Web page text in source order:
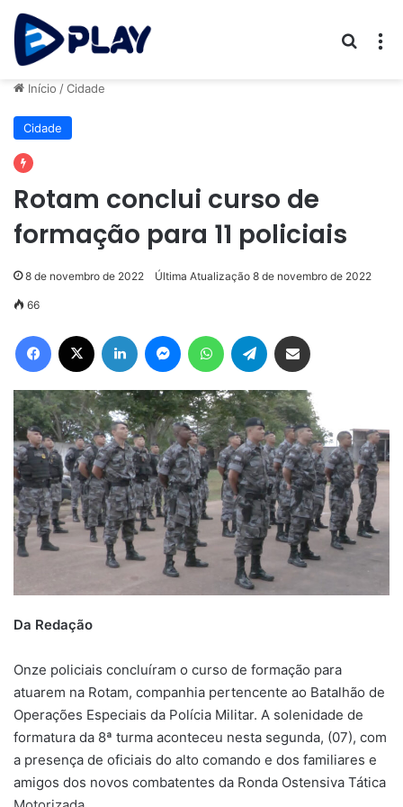
Início /Cidade
Cidade
Rotam conclui curso de
formação para 11 policiais
8 de novembro de 2022 Última Atualização 8 de novembro de 2022
66
Facebook Linkedin MessengerWhatsAppTelegram
Da Redação
Onze policiais concluíram o curso de formação para
atuarem na Rotam, companhia pertencente ao Batalhão de
Operações Especiais da Polícia Militar. A solenidade de
formatura da 8ª turma aconteceu nesta segunda, (07), com
a presença de oficiais do alto comando e dos familiares e
amigos dos novos combatentes da Ronda Ostensiva Tática